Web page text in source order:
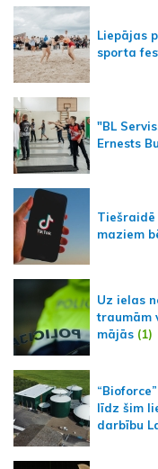
Liepājas
sporta
"BL
Ernests
Tiešraidē
maziem
Uz ielas
traumām
mājās (1)
līdz šim
darbību